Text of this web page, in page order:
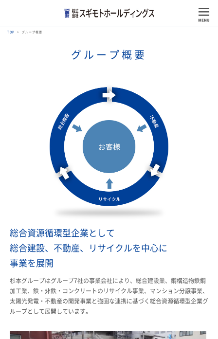
TOP グループ概要
グループ概要
総合資源循環型企業として
総合建設、不動産、リサイクルを中心に
事業を展開
杉本グループはグループ7社の事業会社により、総合建設業、鋼構造物鉄鋼
加工業、鉄・非鉄・コンクリートのリサイクル事業、マンション分譲事業、
太陽光発電・不動産の開発事業と強固な連携に基づく総合資源循環型企業グ
ループとして展開しています。